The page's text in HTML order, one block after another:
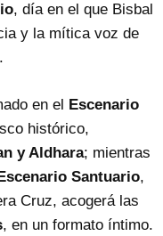
, día en el que Bisbal
y la mítica voz de
en el Escenario
histórico,
y Aldhara; mientras
Santuario,
Cruz, acogerá las
, en un formato íntimo.